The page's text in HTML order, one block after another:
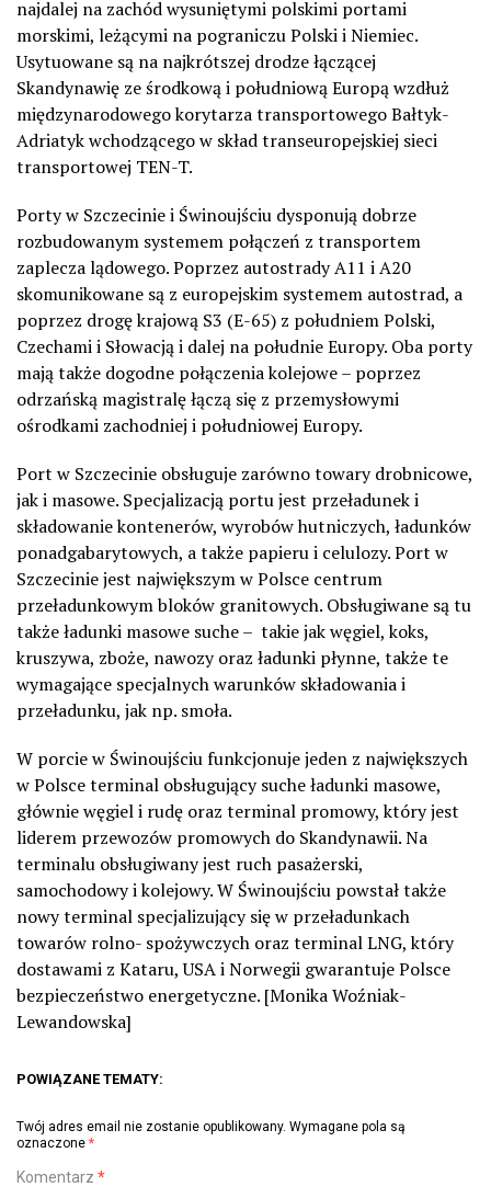
najdalej na zachód wysuniętymi polskimi portami
morskimi, leżącymi na pograniczu Polski i Niemiec.
Usytuowane są na najkrótszej drodze łączącej
Skandynawię ze środkową i południową Europą wzdłuż
międzynarodowego korytarza transportowego Bałtyk-
Adriatyk wchodzącego w skład transeuropejskiej sieci
transportowej TEN-T.
Porty w Szczecinie i Świnoujściu dysponują dobrze
rozbudowanym systemem połączeń z transportem
zaplecza lądowego. Poprzez autostrady A11 i A20
skomunikowane są z europejskim systemem autostrad, a
poprzez drogę krajową S3 (E-65) z południem Polski,
Czechami i Słowacją i dalej na południe Europy. Oba porty
mają także dogodne połączenia kolejowe – poprzez
odrzańską magistralę łączą się z przemysłowymi
ośrodkami zachodniej i południowej Europy.
Port w Szczecinie obsługuje zarówno towary drobnicowe,
jak i masowe. Specjalizacją portu jest przeładunek i
składowanie kontenerów, wyrobów hutniczych, ładunków
ponadgabarytowych, a także papieru i celulozy. Port w
Szczecinie jest największym w Polsce centrum
przeładunkowym bloków granitowych. Obsługiwane są tu
także ładunki masowe suche – takie jak węgiel, koks,
kruszywa, zboże, nawozy oraz ładunki płynne, także te
wymagające specjalnych warunków składowania i
przeładunku, jak np. smoła.
W porcie w Świnoujściu funkcjonuje jeden z największych
w Polsce terminal obsługujący suche ładunki masowe,
głównie węgiel i rudę oraz terminal promowy, który jest
liderem przewozów promowych do Skandynawii. Na
terminalu obsługiwany jest ruch pasażerski,
samochodowy i kolejowy. W Świnoujściu powstał także
nowy terminal specjalizujący się w przeładunkach
towarów rolno- spożywczych oraz terminal LNG, który
dostawami z Kataru, USA i Norwegii gwarantuje Polsce
bezpieczeństwo energetyczne. [Monika Woźniak-
Lewandowska]
POWIĄZANE TEMATY:
Twój adres email nie zostanie opublikowany. Wymagane pola są
oznaczone *
Komentarz *